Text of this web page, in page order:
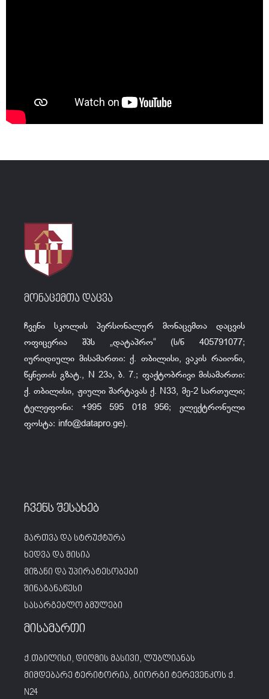
მონაცემთა დაცვა
ჩვენი სკოლის პერსონალურ მონაცემთა დაცვის
ოფიცერია შპს „დატაპრო“ (ს/ნ 405791077;
იურიდიული მისამართი: ქ. თბილისი, ვაკის რაიონი,
წყნეთის გზატ., N 23ა, ბ. 7.; ფაქტობრივი მისამართი:
ქ. თბილისი, ჟიული შარტავას ქ. N33, მე-2 სართული;
ტელეფონი: +995 595 018 956; ელექტრონული
ფოსტა: info@datapro.ge).
ჩვენს შესახებ
მართვა და სტრუქტურა
ხედვა და მისია
მიზანი და უპირატესობები
შინაგანაწესი
სასარგებლო ბმულები
მისამართი
ქ.თბილისი, დიღმის მასივი, ლუბლიანას
მიმდებარე ტერიტორია, გიორგი ტერევენკოს ქ.
N24